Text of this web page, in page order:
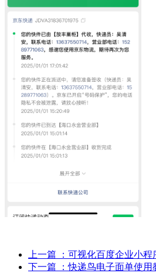
上一篇
：可视化百度企业小
下一篇
：快递鸟电子面单使用